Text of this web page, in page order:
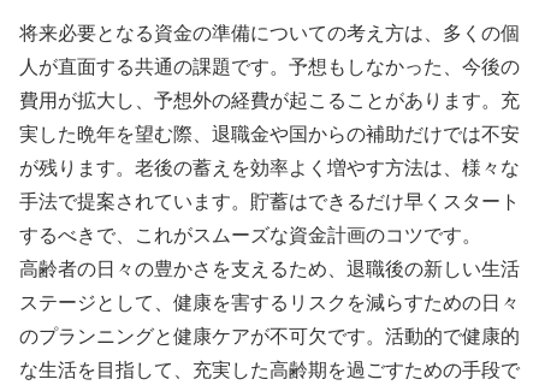
将来必要となる資金の準備についての考え方は、多くの個
人が直面する共通の課題です。予想もしなかった、今後の
費用が拡大し、予想外の経費が起こることがあります。充
実した晩年を望む際、退職金や国からの補助だけでは不安
が残ります。老後の蓄えを効率よく増やす方法は、様々な
手法で提案されています。貯蓄はできるだけ早くスタート
するべきで、これがスムーズな資金計画のコツです。
高齢者の日々の豊かさを支えるため、退職後の新しい生活
ステージとして、健康を害するリスクを減らすための日々
のプランニングと健康ケアが不可欠です。活動的で健康的
な生活を目指して、充実した高齢期を過ごすための手段で